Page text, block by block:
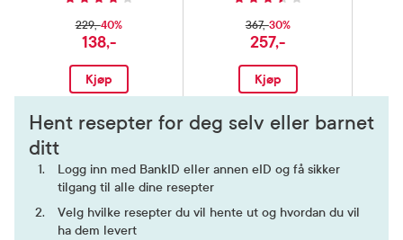
229,-40%
138,-
Kjøp
367,-30%
257,-
Kjøp
Hent resepter for deg selv eller barnet
ditt
Logg inn med BankID eller annen eID og få sikker
tilgang til alle dine resepter
Velg hvilke resepter du vil hente ut og hvordan du vil
ha dem levert